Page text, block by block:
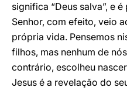
significa “Deus salva”, e
Senhor, com efeito, veio
própria vida. Pensemos
filhos, mas nenhum de
contrário, escolheu
Jesus é a revelação do